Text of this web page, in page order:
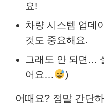
요!
차량 시스템 업데
것도 중요해요.
그래도 안 되면…
어요…
)
어때요? 정말 간단